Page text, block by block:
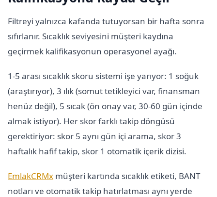
Filtreyi yalnızca kafanda tutuyorsan bir hafta sonra
sıfırlanır. Sıcaklık seviyesini müşteri kaydına
geçirmek kalifikasyonun operasyonel ayağı.
1-5 arası sıcaklık skoru sistemi işe yarıyor: 1 soğuk
(araştırıyor), 3 ılık (somut tetikleyici var, finansman
henüz değil), 5 sıcak (ön onay var, 30-60 gün içinde
almak istiyor). Her skor farklı takip döngüsü
gerektiriyor: skor 5 aynı gün içi arama, skor 3
haftalık hafif takip, skor 1 otomatik içerik dizisi.
EmlakCRMx müşteri kartında sıcaklık etiketi, BANT
notları ve otomatik takip hatırlatması aynı yerde